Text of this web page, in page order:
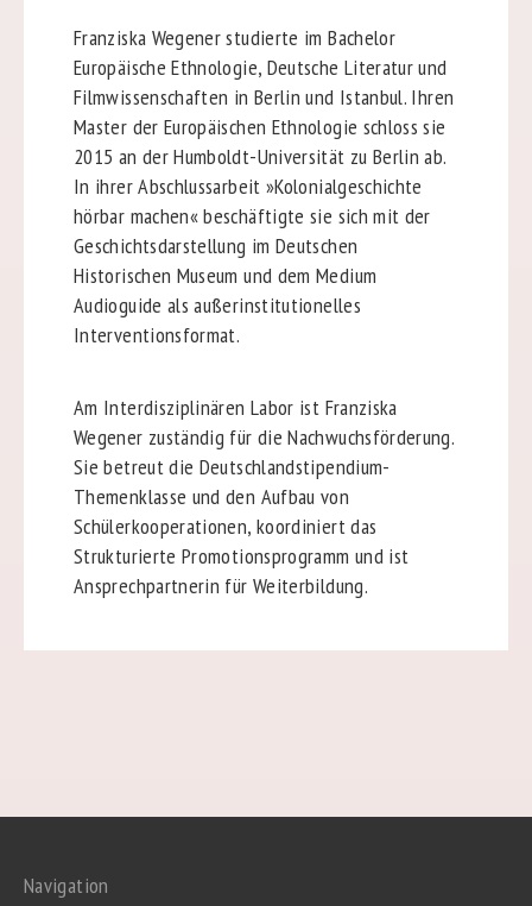
Franziska Wegener studierte im Bachelor
Europäische Ethnologie, Deutsche Literatur und
Filmwissenschaften in Berlin und Istanbul. Ihren
Master der Europäischen Ethnologie schloss sie
2015 an der Humboldt-Universität zu Berlin ab.
In ihrer Abschlussarbeit »Kolonialgeschichte
hörbar machen« beschäftigte sie sich mit der
Geschichtsdarstellung im Deutschen
Historischen Museum und dem Medium
Audioguide als außerinstitutionelles
Interventionsformat.
Am Interdisziplinären Labor ist Franziska
Wegener zuständig für die Nachwuchsförderung.
Sie betreut die Deutschlandstipendium-
Themenklasse und den Aufbau von
Schülerkooperationen, koordiniert das
Strukturierte Promotionsprogramm und ist
Ansprechpartnerin für Weiterbildung.
Navigation